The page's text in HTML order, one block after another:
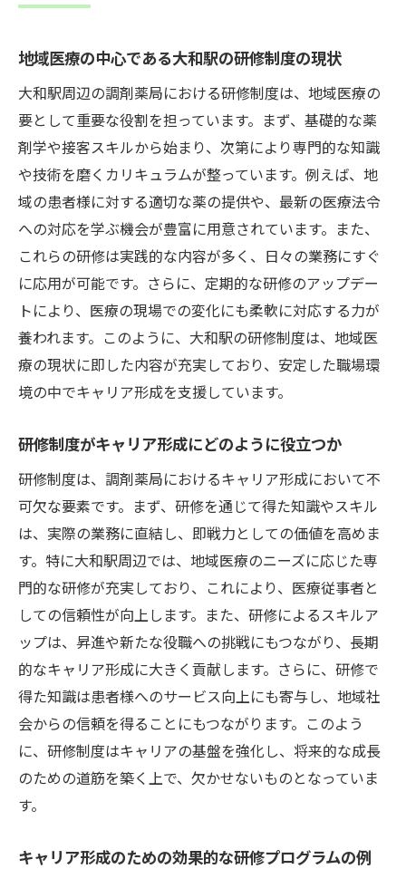
キャリア形成を促進するための研修制度の
成功事例から見る研修制度の効果
地域医療における調剤薬局の役割と研修制度の
重要性
調剤薬局が地域医療に果たす役割
医療従事者としてのスキル向上の必要性
研修制度がもたらす地域医療への貢献
地域社会との信頼関係構築と研修の関係
調剤薬局における研修制度の具体的な内容
地域医療を支える人材育成のための研修制
度
研修制度を最大限に活用するための新しいアプ
ローチ
テクノロジーを活用した研修制度の進化
実践的な学びを強化するための方法
研修制度におけるフィードバックの重要性
継続的なスキル向上を促す研修の組み立て
方
キャリア形成を成功に導く大和駅の研修制度の
特徴
大和駅の研修制度が持つ独自のメリット
キャリア形成を支える研修の種類
成功への道を切り開く研修の選び方
研修制度がもたらすキャリアアップの実例
長期的なキャリア形成を目指すための戦略
地域医療の中心である大和駅の研修制度の現状
大和駅周辺の調剤薬局における研修制度は、地域医療の
要として重要な役割を担っています。まず、基礎的な薬
剤学や接客スキルから始まり、次第により専門的な知識
や技術を磨くカリキュラムが整っています。例えば、地
域の患者様に対する適切な薬の提供や、最新の医療法令
への対応を学ぶ機会が豊富に用意されています。また、
これらの研修は実践的な内容が多く、日々の業務にすぐ
に応用が可能です。さらに、定期的な研修のアップデー
トにより、医療の現場での変化にも柔軟に対応する力が
養われます。このように、大和駅の研修制度は、地域医
療の現状に即した内容が充実しており、安定した職場環
境の中でキャリア形成を支援しています。
研修制度がキャリア形成にどのように役立つか
研修制度は、調剤薬局におけるキャリア形成において不
可欠な要素です。まず、研修を通じて得た知識やスキル
は、実際の業務に直結し、即戦力としての価値を高めま
す。特に大和駅周辺では、地域医療のニーズに応じた専
門的な研修が充実しており、これにより、医療従事者と
しての信頼性が向上します。また、研修によるスキルア
ップは、昇進や新たな役職への挑戦にもつながり、長期
的なキャリア形成に大きく貢献します。さらに、研修で
得た知識は患者様へのサービス向上にも寄与し、地域社
会からの信頼を得ることにもつながります。このよう
に、研修制度はキャリアの基盤を強化し、将来的な成長
のための道筋を築く上で、欠かせないものとなっていま
す。
キャリア形成のための効果的な研修プログラムの例